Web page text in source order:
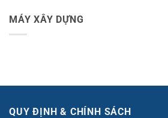
MÁY XÂY DỰNG
QUY ĐỊNH & CHÍNH SÁCH